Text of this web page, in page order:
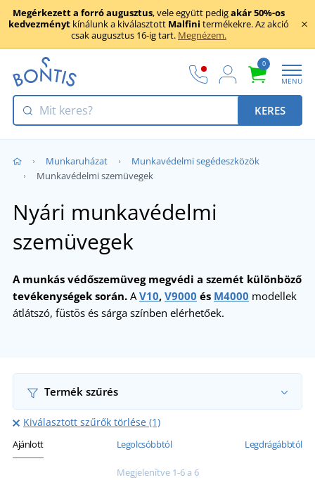
Megérkezett a forró augusztus, vele együtt pedigakár 50%-os
kedvezményt kínálunk a kiválasztott Malfini termékekre. Az akció
csak augusztus 16-ig tart. Megnézem.
0
MENU
KERES
Munkaruházat
Munkavédelmi segédeszközök
Munkavédelmi szemüvegek
Nyári munkavédelmi
szemüvegek
A munkás védőszemüveg megvédi a szemét különböző
tevékenységek során. AV10, V9000 és M4000 modellek
átlátszó, füstös és sárga színben elérhetőek.
Termék szűrés
Kiválasztott szűrők törlése (1)
Ajánlott Legolcsóbbtól Legdrágábbtól
Megjelenítve 1-6 a 6